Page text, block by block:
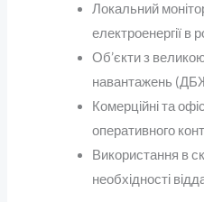
Локальний
електроенергії в
Об’єкти з великою
навантажень
Комерційні та
оперативного
Використання в
необхідності